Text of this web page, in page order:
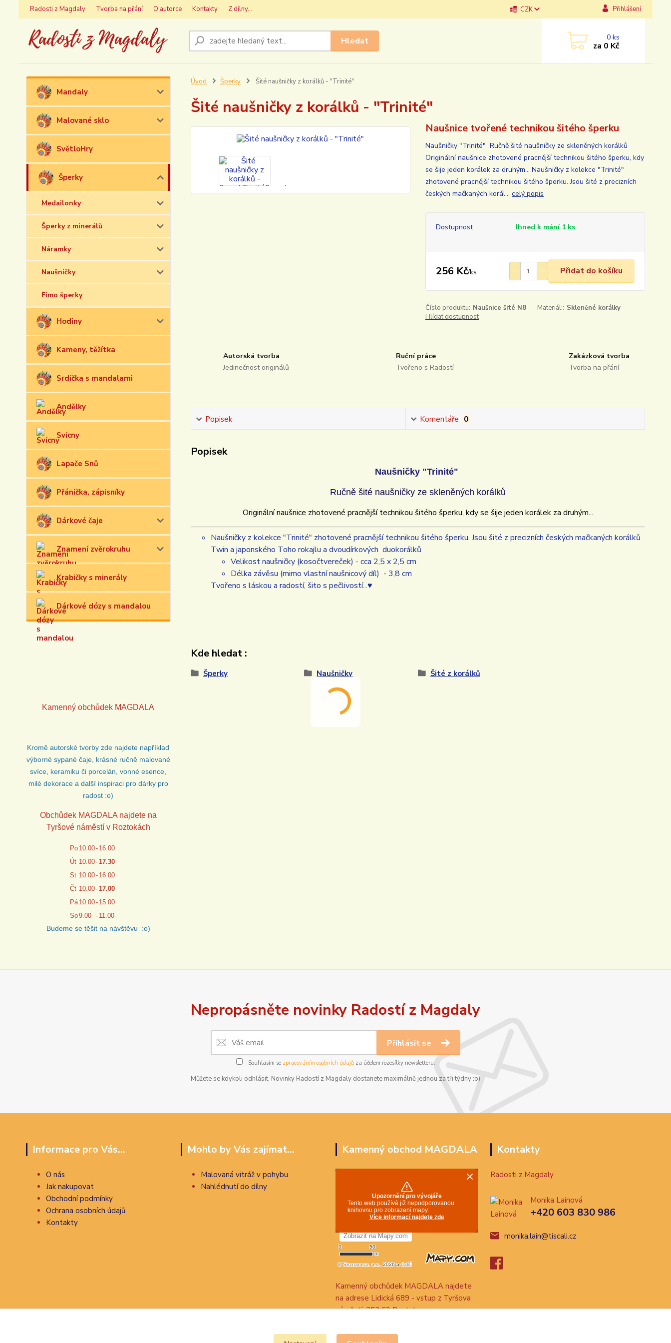
Radosti z Magdaly Tvorba na přání O autorce Kontakty Z dílny... CZK Přihlášení
Hledat 0ks
za 0 Kč
Mandaly
Malované sklo
SvětloHry
Šperky
Medailonky
Šperky z minerálů
Náramky
Naušničky
Fimo šperky
Hodiny
Kameny, těžítka
Srdíčka s mandalami
Andělky
Svícny
Lapače Snů
Přáníčka, zápisníky
Dárkové čaje
Znamení zvěrokruhu
Krabičky s minerály
Dárkové dózy s mandalou
Kamenný obchůdek MAGDALA
Kromě autorské tvorby zde najdete například
výborné sypané čaje, krásné ručně malované
svíce, keramiku či porcelán, vonné esence,
milé dekorace a další inspiraci pro dárky pro
radost :o)
Obchůdek MAGDALA najdete na
Tyršové náměstí v Roztokách
Po 10.00- 16.00
Út 10.00-17.30
St 10.00- 16.00
Čt 10.00-17.00
Pá 10.00- 15.00
So9.00 - 11.00
Budeme se těšit na návštěvu :o)
Úvod Šperky Šité naušničky z korálků - "Trinité"
Šité naušničky z korálků - "Trinité"
Naušnice tvořené technikou šitého šperku
Naušničky "Trinité" Ručně šité naušničky ze skleněných korálků
Originální naušnice zhotovené pracnější technikou šitého šperku, kdy
se šije jeden korálek za druhým... Naušničky z kolekce "Trinité"
zhotovené pracnější technikou šitého šperku. Jsou šité z precizních
českých mačkaných korál... celý popis
Dostupnost Ihned k mání 1 ks
256 Kč/ks Přidat do košíku
Číslo produktu: Naušnice šité N8 Materiál:: Skleněné korálky
Hlídat dostupnost
Autorská tvorba
Jedinečnost originálů
Ruční práce
Tvořeno s Radostí
Zakázková tvorba
Tvorba na přání
Popisek Komentáře 0
Popisek
Naušničky "Trinité"
Ručně šité naušničky ze skleněných korálků
Originální naušnice zhotovené pracnější technikou šitého šperku, kdy se šije jeden korálek za druhým...
Naušničky z kolekce "Trinité" zhotovené pracnější technikou šitého šperku. Jsou šité z precizních českých mačkaných korálků
Twin a japonského Toho rokajlu a dvoudírkových duokorálků
Velikost naušničky (kosočtvereček) - cca 2,5 x 2,5 cm
Délka závěsu (mimo vlastní naušnicový díl) - 3,8 cm
Tvořeno s láskou a radostí, šito s pečlivostí...♥
Kde hledat :
Šperky Naušničky Šité z korálků
Nepropásněte novinky Radostí z Magdaly
Přihlásit se
Souhlasím se zpracováním osobních údajůza účelem rozesílky newsletteru.
Můžete se kdykoli odhlásit. Novinky Radostí z Magdaly dostanete maximálně jednou za tři týdny :o)
Informace pro Vás...
O nás
Jak nakupovat
Obchodní podmínky
Ochrana osobních údajů
Kontakty
Mohlo by Vás zajímat...
Malovaná vitráž v pohybu
Nahlédnutí do dílny
Kamenný obchod MAGDALA
Kamenný obchůdek MAGDALA najdete
na adrese Lidická 689 - vstup z Tyršova
náměstí, 252 63 Roztoky
Kontakty
Radosti z Magdaly
Monika Lainová
+420 603 830 986
monika.lain@tiscali.cz